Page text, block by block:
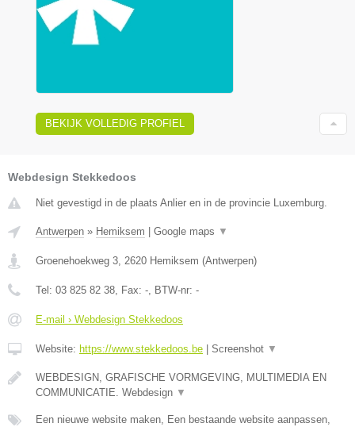
BEKIJK VOLLEDIG PROFIEL
Webdesign Stekkedoos
Niet gevestigd in de plaats Anlier en in de provincie Luxemburg.
Antwerpen » Hemiksem Google maps ▼
Groenehoekweg 3, 2620 Hemiksem (Antwerpen)
Tel: 03 825 82 38, Fax: -, BTW-nr: -
E-mail › Webdesign Stekkedoos
Website: https://www.stekkedoos.be Screenshot ▼
WEBDESIGN, GRAFISCHE VORMGEVING, MULTIMEDIA EN
COMMUNICATIE. Webdesign ▼
Een nieuwe website maken, Een bestaande website aanpassen,